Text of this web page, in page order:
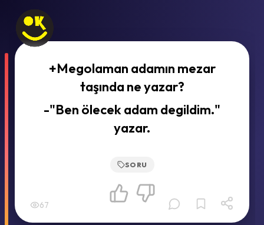
+Megolaman adamın mezar
taşında ne yazar?
-"Ben ölecek adam degildim."
yazar.
SORU
67